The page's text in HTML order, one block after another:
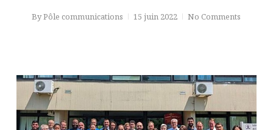
ByPôle communications 15 juin 2022 No Comments